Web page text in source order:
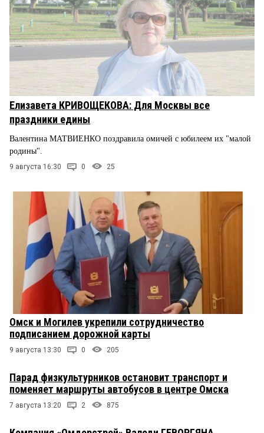
Елизавета КРИВОЩЕКОВА: Для Москвы все
праздники едины
Валентина МАТВИЕНКО поздравила омичей с юбилеем их "малой
родины".
9 августа 16:30 0 25
Омск и Могилев укрепили сотрудничество
подписанием дорожной карты
9 августа 13:30 0 205
Парад физкультурников остановит транспорт и
поменяет маршруты автобусов в центре Омска
7 августа 13:20 2 875